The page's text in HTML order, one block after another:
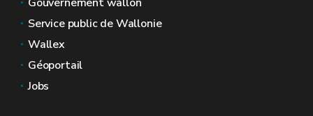
Service public de Wallonie
Wallex
Géoportail
Jobs